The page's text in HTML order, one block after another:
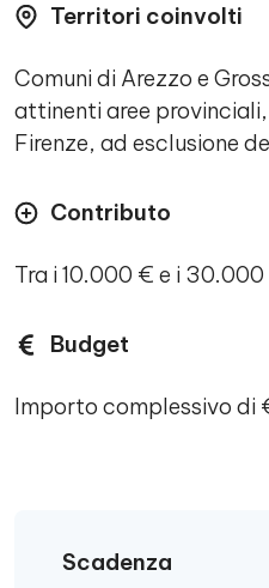
Territori coinvolti
Comuni di Arezzo e
attinenti aree
Firenze, ad esclusione
Contributo
Tra i 10.000 € e i
Budget
Importo complessivo di
Scadenza